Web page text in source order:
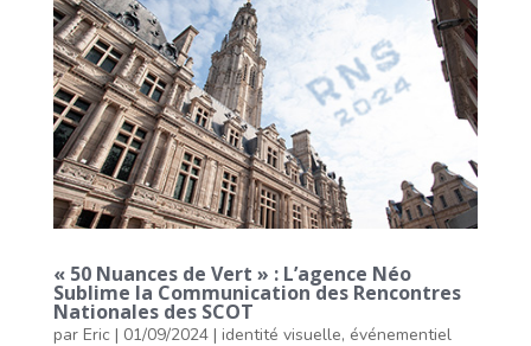
« 50 Nuances de Vert » : L’agence Néo
Sublime la Communication des Rencontres
Nationales des SCOT
par Eric | 01/09/2024| identité visuelle, événementiel